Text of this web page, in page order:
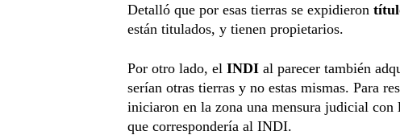
Detalló que por esas tierras se expidieron
están titulados, y tienen propietarios.
Por otro lado, el INDI al parecer también
serían otras tierras y no estas mismas. Para
iniciaron en la zona una mensura judicial con
que correspondería al INDI.